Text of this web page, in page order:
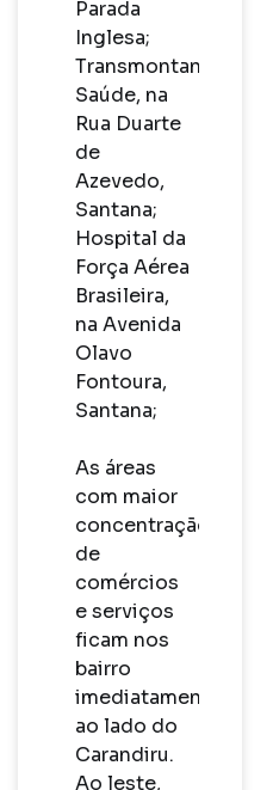
Parada
Inglesa;
Transmontano
Saúde, na
Rua Duarte
de
Azevedo,
Santana;
Hospital da
Força Aérea
Brasileira,
na Avenida
Olavo
Fontoura,
Santana;
As áreas
com maior
concentração
de
comércios
e serviços
ficam nos
bairro
imediatamente
ao lado do
Carandiru.
Ao leste,